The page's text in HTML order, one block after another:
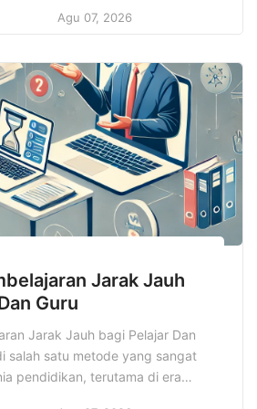
menghabiskan waktu di kafe
yang sesuai dengan kebutuhan
karena itu, penting untuk […]
Agu 07, 2026
Jarak Jauh
Guru
Jarak Jauh bagi Pelajar Dan
salah satu metode yang sangat
pendidikan, terutama di era